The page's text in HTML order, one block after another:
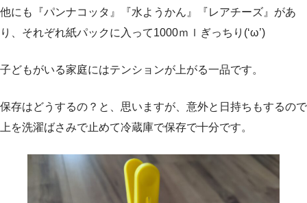
他にも『パンナコッタ』『水ようかん』『レアチーズ』があ
り、それぞれ紙パックに入って1000ｍｌぎっちり(‘ω’)
子どもがいる家庭にはテンションが上がる一品です。
保存はどうするの？と、思いますが、意外と日持ちもするので
上を洗濯ばさみで止めて冷蔵庫で保存で十分です。